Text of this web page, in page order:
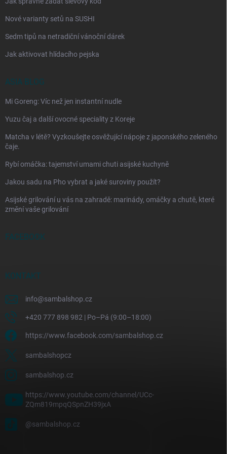
Nové varianty setů na SUSHI
Sedm tipů na netradiční vánoční dárek
Jak aktivovat hlídacího pejska
ASIA BLOG
Mi Goreng: Víc než jen instantní nudle
Yuzu čaj a další ovocné speciality z Koreje
Matcha v létě? Vyzkoušejte osvěžující nápoje z japonského zeleného
čaje.
Rybí omáčka: tajemství umami chuti asijské kuchyně
Jakou sadu na Pho vybrat a jaké suroviny použít?
Asijské grilování u vás na zahradě: marinády, omáčky a chutě, které
změní vaše grilování
FACEBOOK
KONTAKT
info@sambalshop.cz
+420 777 898 982 | Po–Pá (9:00–18:00)
https://www.facebook.com/sambalshop.cz
sambalshopcz
sambalshop.cz
https://www.youtube.com/channel/UCc-
ZQm819mpqQSpnZH39jxA
@sambalshop.cz